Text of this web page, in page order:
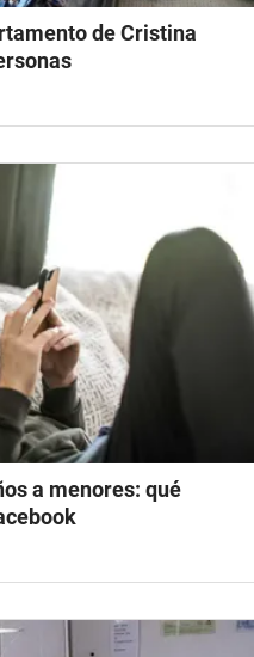
de Cristina
a menores: qué